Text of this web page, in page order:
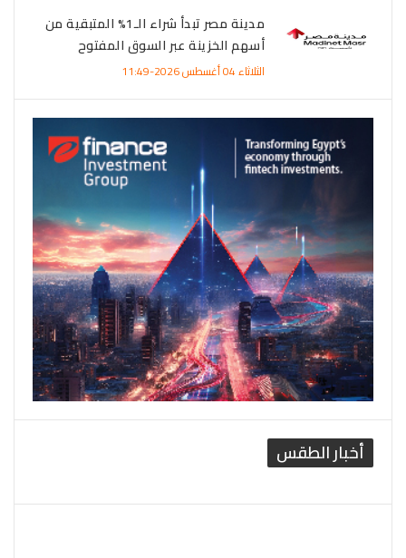
مدينة مصر تبدأ شراء الـ1% المتبقية من
أسهم الخزينة عبر السوق المفتوح
الثلاثاء 04 أغسطس 2026-11:49
أخبار الطقس